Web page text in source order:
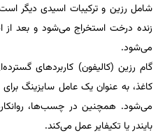
شامل رزین و ترکیبات اسیدی دیگر
زنده درخت استخراج می‌شود و بعد
می‌شود.
گام رزین (کالیفون) کاربردهای
کاغذ، به عنوان یک عامل سایزینگ
می‌شود. همچنین در چسب‌ها،
بایندر یا تکیفایر عمل می‌کند.